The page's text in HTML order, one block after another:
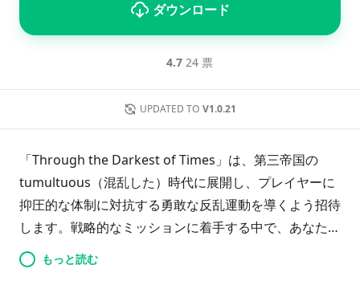
ダウンロード
4.7 24 票
UPDATED TO V1.0.21
「Through the Darkest of Times」は、第三帝国の
tumultuous（混乱した）時代に展開し、プレイヤーに
抑圧的な体制に対抗する勇敢な反乱運動を導くよう招待
します。戦略的なミッションに着手する中で、あなたの
独創性と論理的思考が政府の隠された秘密を暴くために
不可欠です。4つの異なる紛争の段階を進み、仲間を募
もっと読む